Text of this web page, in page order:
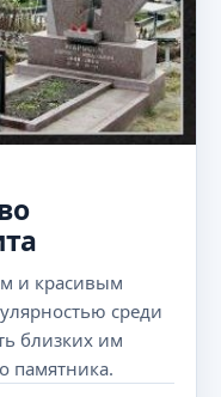
и красивым
среди
близких им
памятника.